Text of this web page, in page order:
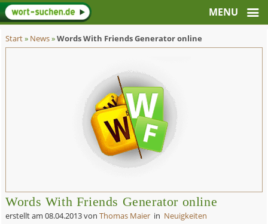
Start» News»Words With Friends Generator online
Words With Friends Generator online
erstellt am08.04.2013vonThomas Maier in Neuigkeiten